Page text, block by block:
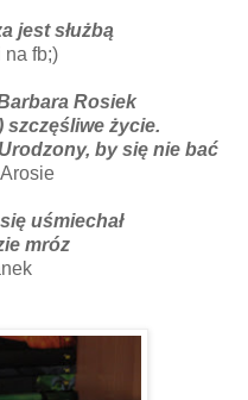
jest służbą
na fb;)
Rosiek
życie.
by się nie bać
uśmiechał
mróz